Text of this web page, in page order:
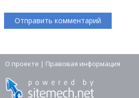
О проекте | Правовая информация